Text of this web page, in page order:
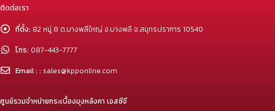
ติดต่อเรา
ที่ตั้ง: 82 หมู่ 8 ต.บางพลีใหญ่ อ.บางพลี จ.สมุทรปราการ 10540
โทร: 087-443-7777
Email : : sales@kpponline.com
ศูนย์รวมจำหน่ายกระเบื้องมุงหลังคา เอสซีจี